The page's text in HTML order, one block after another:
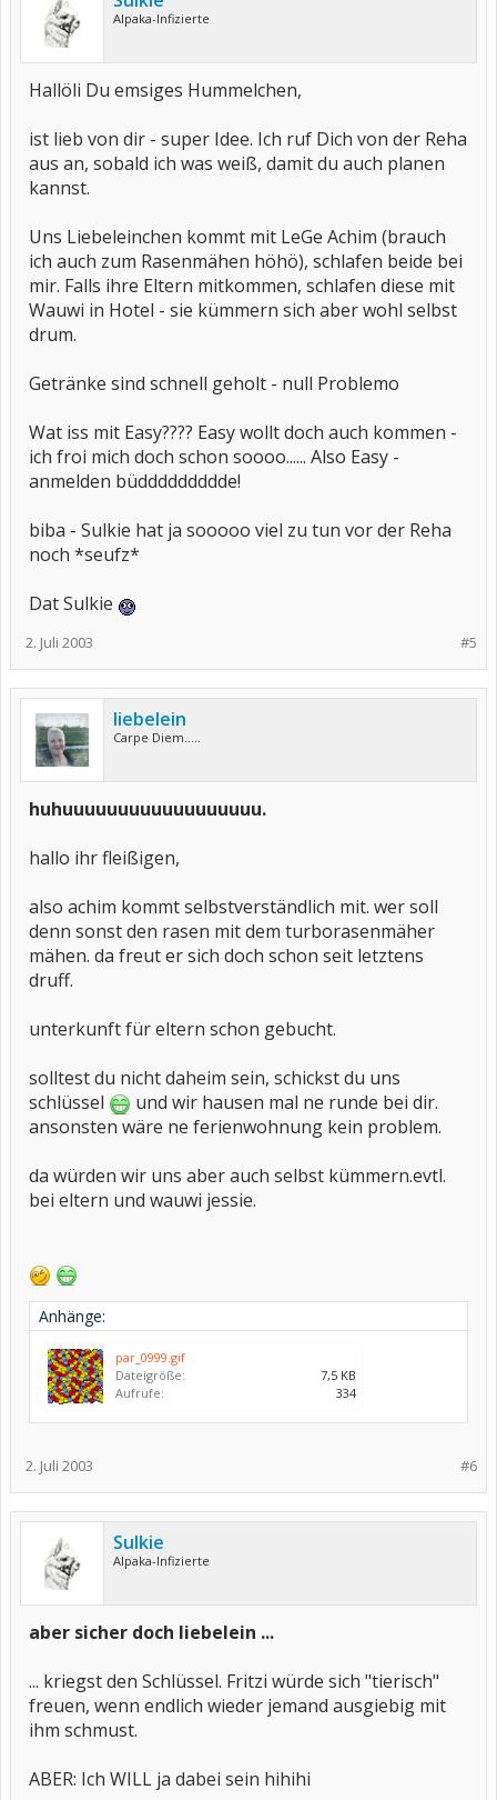
Alpaka-Infizierte
Hallöli Du emsiges Hummelchen,
ist lieb von dir - super Idee. Ich ruf Dich von der Reha
aus an, sobald ich was weiß, damit du auch planen
kannst.
Uns Liebeleinchen kommt mit LeGe Achim (brauch
ich auch zum Rasenmähen höhö), schlafen beide bei
mir. Falls ihre Eltern mitkommen, schlafen diese mit
Wauwi in Hotel - sie kümmern sich aber wohl selbst
drum.
Getränke sind schnell geholt - null Problemo
Wat iss mit Easy???? Easy wollt doch auch kommen -
ich froi mich doch schon soooo...... Also Easy -
anmelden büddddddddde!
biba - Sulkie hat ja sooooo viel zu tun vor der Reha
noch *seufz*
Dat Sulkie
#5
2. Juli 2003
liebelein
Carpe Diem.....
huhuuuuuuuuuuuuuuuuuu.
hallo ihr fleißigen,
also achim kommt selbstverständlich mit. wer soll
denn sonst den rasen mit dem turborasenmäher
mähen. da freut er sich doch schon seit letztens
druff.
unterkunft für eltern schon gebucht.
solltest du nicht daheim sein, schickst du uns
schlüssel
und wir hausen mal ne runde bei dir.
ansonsten wäre ne ferienwohnung kein problem.
da würden wir uns aber auch selbst kümmern.evtl.
bei eltern und wauwi jessie.
Anhänge:
par_0999.gif
Dateigröße:
7,5 KB
Aufrufe:
334
#6
2. Juli 2003
Sulkie
Alpaka-Infizierte
aber sicher doch liebelein ...
... kriegst den Schlüssel. Fritzi würde sich "tierisch"
freuen, wenn endlich wieder jemand ausgiebig mit
ihm schmust.
ABER: Ich WILL ja dabei sein hihihi